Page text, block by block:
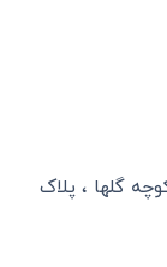
گلها ، پلاک